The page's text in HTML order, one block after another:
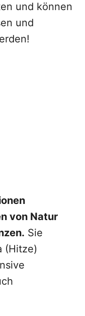
und können
und
von Natur
Sie
(Hitze)